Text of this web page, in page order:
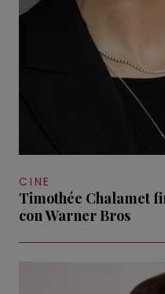
CINE
Timothée Chalamet
con Warner Bros